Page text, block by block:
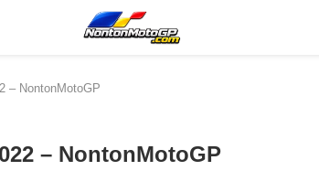
– NontonMotoGP
– NontonMotoGP